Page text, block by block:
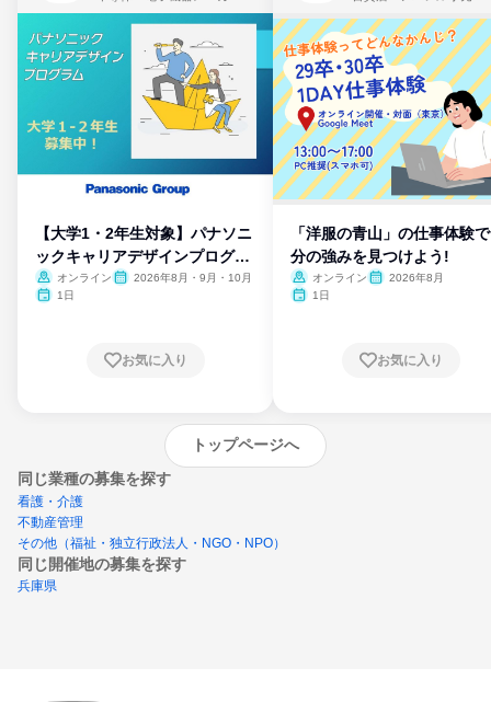
【大学1・2年生対象】パナソニ
ックキャリアデザインプログラ
ム
オンライン
2026年8月・9月・10月
1日
お気に入り
「洋服の青山」の仕事体験
分の強みを見つけよう!
オンライン
2026年8月
1日
お気に入り
トップページへ
同じ業種の募集を探す
看護・介護
不動産管理
その他（福祉・独立行政法人・NGO・NPO）
同じ開催地の募集を探す
兵庫県